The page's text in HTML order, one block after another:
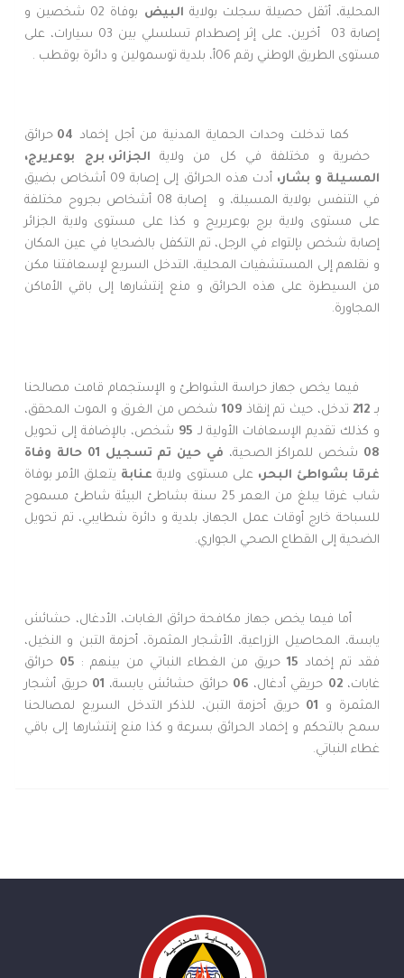
المحلية، أثقل حصيلة سجلت بولاية البيض
بوفاة 02 شخصين و
إصابة 03 أخرين، على إثر إصطدام تسلسلي بين 03 سيارات، على
مستوى الطريق الوطني رقم 06أ، بلدية توسمولين و دائرة بوقطب .
كما تدخلت وحدات الحماية المدنية من أجل إخماد 04 حرائق
حضرية و مختلفة في كل من ولاية الجزائر، برج بوعريرج،
المسيلة و بشار،
أدت هذه الحرائق إلى إصابة 09 أشخاص بضيق
في التنفس بولاية المسيلة، و إصابة 08 أشخاص بجروح مختلفة
على مستوى ولاية برج بوعريريج و كذا على مستوى ولاية الجزائر
إصابة شخص بإلتواء في الرجل، تم التكفل بالضحايا في عين المكان
و نقلهم إلى المستشفيات المحلية، التدخل السريع لإسعافتنا مكن
من السيطرة على هذه الحرائق و منع إنتشارها إلى باقي الأماكن
المجاورة.
فيما يخص جهاز حراسة الشواطئ و الإستجمام قامت مصالحنا
بـ 212 تدخل، حيث تم إنقاذ 109 شخص من الغرق و الموت المحقق،
و كذلك تقديم الإسعافات الأولية لـ 95 شخص، بالإضافة إلى تحويل
08 شخص للمراكز الصحية،
في حين تم تسجيل 01 حالة وفاة
غرقا بشواطئ البحر،على مستوى ولاية عنابة يتعلق الأمر بوفاة
شاب غرقا يبلغ من العمر 25 سنة بشاطئ البيئة شاطئ مسموح
للسباحة خارج أوقات عمل الجهاز، بلدية و دائرة شطايبي، تم تحويل
الضحية إلى القطاع الصحي الجواري.
أما فيما يخص جهاز مكافحة حرائق الغابات، الأدغال، حشائش
يابسة، المحاصيل الزراعية، الأشجار المثمرة، أحزمة التبن و النخيل،
فقد تم إخماد 15حريق من الغطاء النباتي من بينهم : 05 حرائق
غابات،02 حريقي أدغال، 06 حرائق حشائش يابسة، 01 حريق أشجار
المثمرة و 01 حريق أحزمة التبن، للذكر التدخل السريع لمصالحنا
سمح بالتحكم و إخماد الحرائق بسرعة و كذا منع إنتشارها إلى باقي
غطاء النباتي.